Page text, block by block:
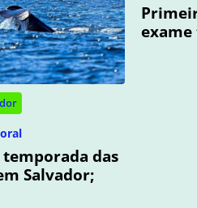
das
Salvador;